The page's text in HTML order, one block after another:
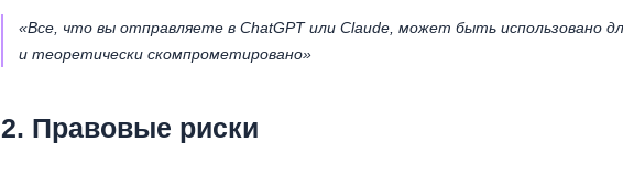
«Все, что вы отправляете в ChatGPT или Claude, может быть использовано
и теоретически скомпрометировано»
2. Правовые риски